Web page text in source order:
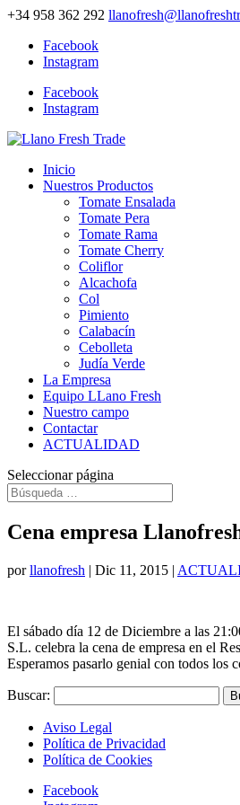
+34 958 362 292
Facebook
Instagram
Facebook
Instagram
Inicio
Nuestros Productos
Tomate Ensalada
Tomate Pera
Tomate Rama
Tomate Cherry
Coliflor
Alcachofa
Col
Pimiento
Calabacín
Cebolleta
Judía Verde
La Empresa
Equipo LLano Fresh
Nuestro campo
Contactar
ACTUALIDAD
Seleccionar página
Cena empresa
porllanofresh | Dic 11, 2015 |
El sábado día 12 de Diciembre a las
S.L. celebra la cena de empresa en el
Esperamos pasarlo genial con todos los
Buscar:
Aviso Legal
Política de Privacidad
Política de Cookies
Facebook